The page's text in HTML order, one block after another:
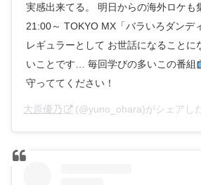
実感出来てる。 明日からの海外ロケも集中します！ ㅤㅤ
21:00～ TOKYO MX「バラいろダンデ
レギュラーとして お世話になることに
いことです… 毎回学びの多いこの番組
守っててください！
大原優乃 (@yuno_ohara)がシェアし